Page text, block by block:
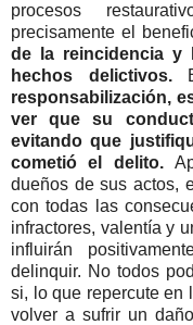
procesos
precisamente el
de la reincidencia y
hechos delictivos.
responsabilización,
ver que su
evitando que
cometió el delito.
dueños de sus actos,
con todas las
infractores, valentía y
influirán
delinquir. No todos
si, lo que repercute en
volver a sufrir un